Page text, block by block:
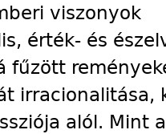
viszonyok
érték- és
fűzött
irracionalitása,
alól. Mint